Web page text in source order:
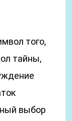
того,
тайны,
выбор